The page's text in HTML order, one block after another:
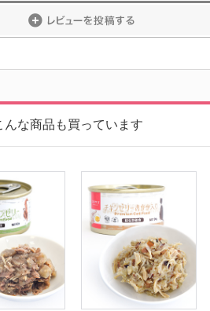
な商品も買っています